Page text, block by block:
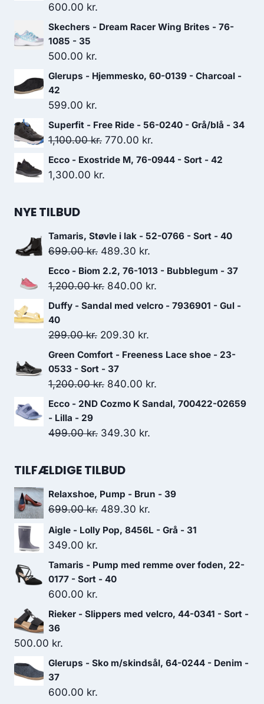
600.00 kr.
Skechers - Dream Racer Wing Brites - 76-
1085 - 35
500.00 kr.
Glerups - Hjemmesko, 60-0139 - Charcoal -
42
599.00 kr.
Superfit - Free Ride - 56-0240 - Grå/blå - 34
1,100.00kr. Den
oprindelige
770.00 kr.
aktuelle
Ecco - Exostride M, 76-0944 - Sort - 42
1,300.00 kr.
NYE TILBUD
Tamaris, Støvle i lak - 52-0766 - Sort - 40
699.00kr. Den
oprindelige
pris
489.30 kr.
aktuelle
pris
Ecco - Biom 2.2, 76-1013 - Bubblegum - 37
1,200.00kr. Den
oprindelige
var:
1,200.00 kr..
840.00 kr.
aktuelle
840.00 kr..
Duffy - Sandal med velcro - 7936901 - Gul -
40
299.00kr. Den
oprindelige
pris
var:
299.00 kr..
209.30 kr.
aktuelle
er:
209.30 kr..
Green Comfort - Freeness Lace shoe - 23-
0533 - Sort - 37
1,200.00kr. Den
oprindelige
var:
840.00 kr.
aktuelle
Ecco - 2ND Cozmo K Sandal, 700422-02659
- Lilla - 29
499.00kr. Den
pris
499.00 kr..
349.30 kr.
349.30 kr..
TILFÆLDIGE TILBUD
Relaxshoe, Pump - Brun - 39
699.00kr. Den
oprindelige
699.00 kr..
489.30 kr.
aktuelle
489.30 kr..
Aigle - Lolly Pop, 8456L - Grå - 31
349.00 kr.
Tamaris - Pump med remme over foden, 22-
0177 - Sort - 40
600.00 kr.
Rieker - Slippers med velcro, 44-0341 - Sort -
36
500.00 kr.
Glerups - Sko m/skindsål, 64-0244 - Denim -
37
600.00 kr.